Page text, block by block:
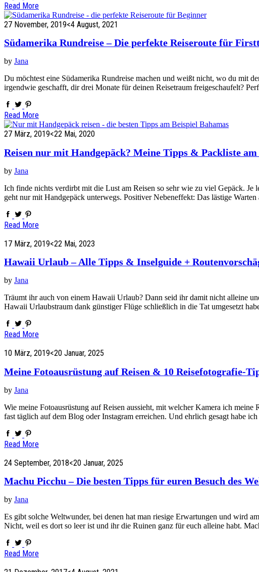
Read More
27 November, 2019<4 August, 2021
Südamerika Rundreise – Die perfekte Reiseroute für
by Jana
Du möchtest eine Südamerika Rundreise machen und weißt nicht, wo du mit
irgendwie geschafft, dir drei Monate für deinen Reisetraum freigeschaufelt?
Read More
27 März, 2019<22 Mai, 2020
Reisen nur mit Handgepäck? Meine Tipps & Packliste am
by Jana
Ich finde nichts verdirbt mit die Lust am Reisen so sehr wie zu viel Gepäck. Je
geht nur mit Handgepäck unterwegs. Positiver Nebeneffekt: Das lästige
Read More
17 März, 2019<22 Mai, 2023
Hawaii Urlaub – Alle Tipps & Inselguide +
by Jana
Träumt ihr auch von einem Hawaii Urlaub? Dann seid ihr damit nicht alleine
Hawaii Urlaubstraum dank günstiger Flüge schließlich in die Tat umgesetzt
Read More
10 März, 2019<20 Januar, 2025
Meine Fotoausrüstung auf Reisen & 10 Reisefotografie-
by Jana
Wie meine Fotoausrüstung auf Reisen aussieht, mit welcher Kamera ich
fast täglich auf dem Blog oder Instagram erreichen. Und ehrlich gesagt habe
Read More
24 September, 2018<20 Januar, 2025
Machu Picchu – Die besten Tipps für euren Besuch des
by Jana
Es gibt solche Weltwunder, bei denen hat man riesige Erwartungen und wird
Nicht, weil es dort so leer ist und ihr die Ruinen ganz für euch alleine habt.
Read More